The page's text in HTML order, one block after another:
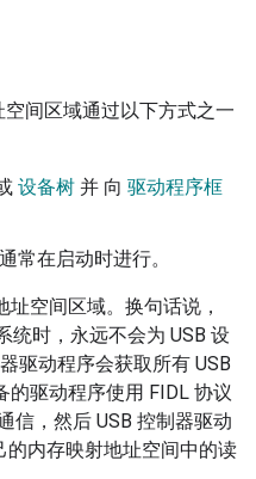
间区域通过以下方式之一
设备树 并 向 驱动程序框
常在启动时进行。
空间区域。换句话说，
统时，永远不会为 USB 设
驱动程序会获取所有 USB
的驱动程序使用 FIDL 协议
信，然后 USB 控制器驱动
内存映射地址空间中的读